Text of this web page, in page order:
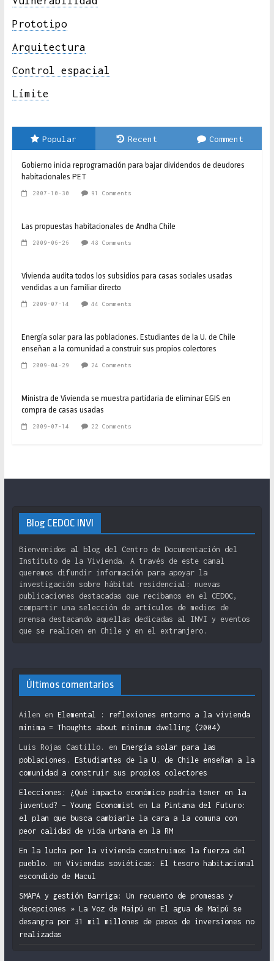
Prototipo
Arquitectura
Control espacial
Límite
Popular Recent Comment
Gobierno inicia reprogramación para bajar dividendos de deudores
habitacionales PET
2007-10-30 91 Comments
Las propuestas habitacionales de Andha Chile
2009-06-26 48 Comments
Vivienda audita todos los subsidios para casas sociales usadas
vendidas a un familiar directo
2009-07-14 44 Comments
Energía solar para las poblaciones. Estudiantes de la U. de Chile
enseñan a la comunidad a construir sus propios colectores
2009-04-29 24 Comments
Ministra de Vivienda se muestra partidaria de eliminar EGIS en
compra de casas usadas
2009-07-14 22 Comments
Blog CEDOC INVI
Bienvenidos al blog del Centro de Documentación del
Instituto de la Vivienda. A través de este canal
queremos difundir información para apoyar la
investigación sobre hábitat residencial: nuevas
publicaciones destacadas que recibamos en el CEDOC,
compartir una selección de artículos de medios de
prensa destacando aquellas dedicadas al INVI y eventos
que se realicen en Chile y en el extranjero.
Últimos comentarios
Ailen en Elemental : reflexiones entorno a la vivienda
mínima = Thoughts about minimum dwelling (2004)
Luis Rojas Castillo. en Energía solar para las
poblaciones. Estudiantes de la U. de Chile enseñan a la
comunidad a construir sus propios colectores
Elecciones: ¿Qué impacto económico podría tener en la
juventud? – Young Economist en La Pintana del Futuro:
el plan que busca cambiarle la cara a la comuna con
peor calidad de vida urbana en la RM
En la lucha por la vivienda construimos la fuerza del
pueblo.
en Viviendas soviéticas: El tesoro habitacional
escondido de Macul
SMAPA y gestión Barriga: Un recuento de promesas y
decepciones » La Voz de Maipú en El agua de Maipú se
desangra por 31 mil millones de pesos de inversiones no
realizadas